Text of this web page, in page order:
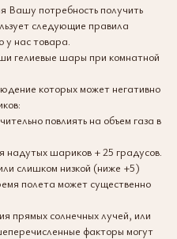
Вашу потребность получить
следующие правила
у нас товара.
гелиевые шары при комнатной
которых может негативно
повлиять на объем газа в
шариков + 25 градусов.
слишком низкой (ниже +5)
полета может существенно
прямых солнечных лучей, или
факторы могут